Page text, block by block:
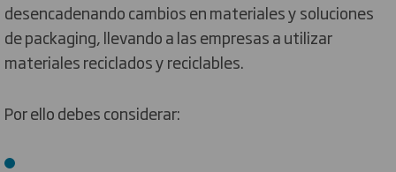
desencadenando cambios en materiales y soluciones
de packaging, llevando a las empresas a utilizar
materiales reciclados y reciclables.
Por ello debes considerar: